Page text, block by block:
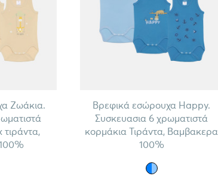
Ζωάκια.
τιράντα,
Βρεφικά εσώρουχα Happy.
Συσκευασια 6 χρωματιστά
κορμάκια Τιράντα, Βαμβακερα
100%